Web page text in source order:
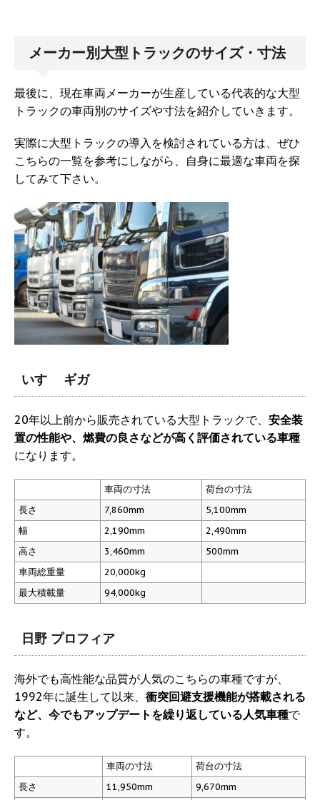
メーカー別大型トラックのサイズ・寸法
最後に、現在車両メーカーが生産している代表的な大型
トラックの車両別のサイズや寸法を紹介していきます。
実際に大型トラックの導入を検討されている方は、ぜひ
こちらの一覧を参考にしながら、自身に最適な車両を探
してみて下さい。
いすゞ ギガ
20年以上前から販売されている大型トラックで、 安全装
置の性能や、燃費の良さなどが高く評価されている車種
になります。
車両の寸法
荷台の寸法
長さ
7,860mm
5,100mm
幅
2,190mm
2,490mm
高さ
3,460mm
500mm
車両総重量
20,000kg
最大積載量
94,000kg
日野 プロフィア
海外でも高性能な品質が人気のこちらの車種ですが、
1992年に誕生して以来、 衝突回避支援機能が搭載される
など、今でもアップデートを繰り返している人気車種で
す。
車両の寸法
荷台の寸法
長さ
11,950mm
9,670mm